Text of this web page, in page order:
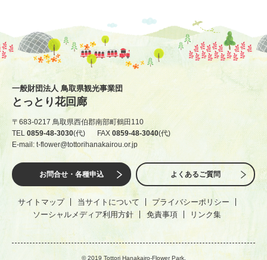
一般財団法人 鳥取県観光事業団
とっとり花回廊
〒683-0217 鳥取県西伯郡南部町鶴田110
TEL 0859-48-3030(代) FAX0859-48-3040(代)
E-mail: t-flower@tottorihanakairou.or.jp
お問合せ・各種申込 よくあるご質問
サイトマップ 当サイトについて
プライバシーポリシー
ソーシャルメディア利用方針
免責事項 リンク集
© 2019 Tottori Hanakairo-Flower Park.